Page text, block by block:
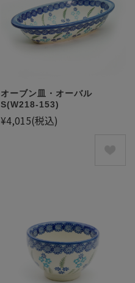
オーブン皿・オーバル
S(W218-153)
¥4,015(税込)